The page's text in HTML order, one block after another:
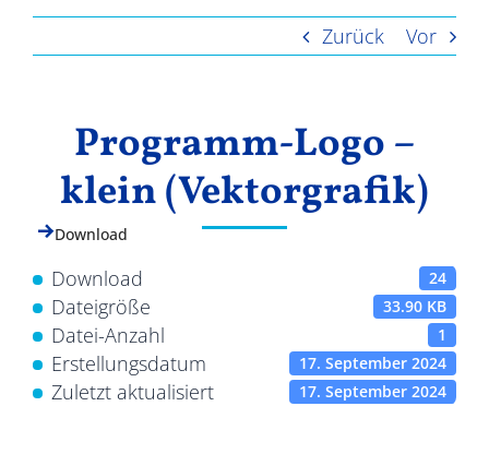
Zurück Vor
Programm-Logo –
klein (Vektorgrafik)
Download
Download 24
Dateigröße 33.90 KB
Datei-Anzahl 1
Erstellungsdatum 17. September 2024
Zuletzt aktualisiert 17. September 2024